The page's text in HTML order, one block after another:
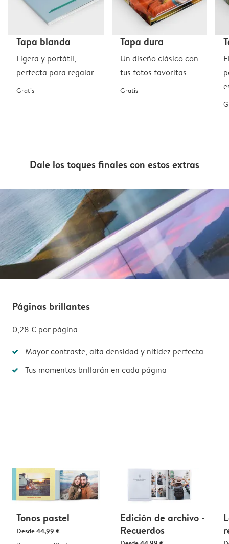
Tapa blanda
Ligera y portátil,
perfecta para regalar
Gratis
Tapa dura
Un diseño clásico con
tus fotos favoritas
Gratis
Dale los toques finales con estos extras
Páginas brillantes
0,28 € por página
Mayor contraste, alta densidad y nitidez perfecta
Tus momentos brillarán en cada página
Tonos pastel
Desde44,99 €
Edición de archivo -
Recuerdos